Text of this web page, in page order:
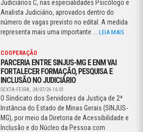
Judiciários C, nas especialidades Psicólogo e
Analista Judiciário, aprovados dentro do
número de vagas previsto no edital. A medida
representa mais uma importante ...LEIA MAIS
COOPERAÇÃO
PARCERIA ENTRE SINJUS-MG E ENM VAI
FORTALECER FORMAÇÃO, PESQUISA E
INCLUSÃO NO JUDICIÁRIO
SEXTA-FEIRA, 24/07/26 16:01
O Sindicato dos Servidores da Justiça de 2ª
Instância do Estado de Minas Gerais (SINJUS-
MG), por meio da Diretoria de Acessibilidade e
Inclusão e do Núcleo da Pessoa com